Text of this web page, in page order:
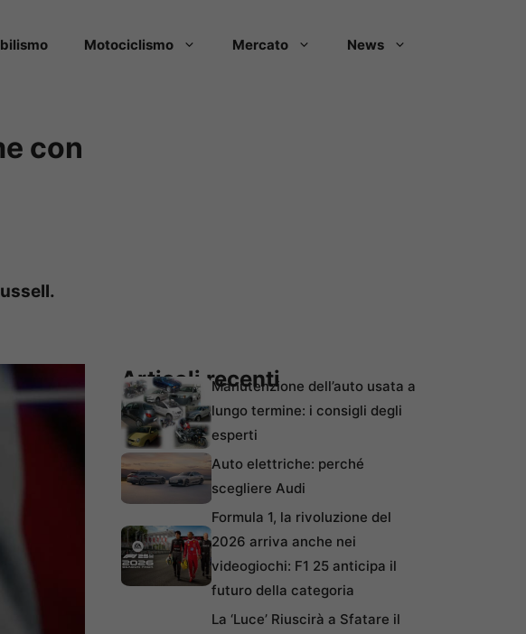
Motociclismo Mercato News
con
Articoli recentiManutenzione dell’auto usata a
lungo termine: i consigli degli
esperti
Auto elettriche: perché
scegliere Audi
Formula 1, la rivoluzione del
2026 arriva anche nei
videogiochi: F1 25 anticipa il
futuro della categoria
La ‘Luce’ Riuscirà a Sfatare il